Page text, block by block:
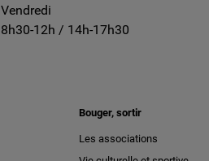
Vendredi
8h30-12h / 14h-17h30
Bouger, sortir
Les associations